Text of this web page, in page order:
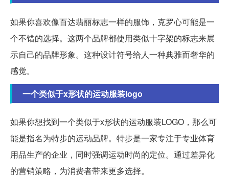
如果你喜欢像百达翡丽标志一样的服饰，克罗心可能是一
个不错的选择。这两个品牌都使用类似十字架的标志来展
示自己的品牌形象。这种设计符号给人一种典雅而奢华的
感觉。
一个类似于x形状的运动服装logo
如果你想找到一个类似于x形状的运动服装LOGO，那么可
能是指名为特步的运动品牌。特步是一家专注于专业体育
用品生产的企业，同时强调运动时尚的定位。通过差异化
的营销策略，为消费者带来更多选择。